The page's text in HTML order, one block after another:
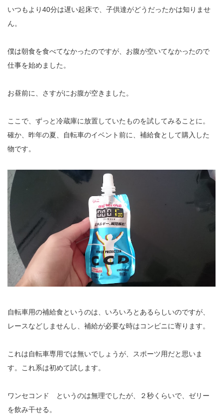
いつもより40分は遅い起床で、子供達がどうだったかは知りませ
ん。
僕は朝食を食べてなかったのですが、お腹が空いてなかったので
仕事を始めました。
お昼前に、さすがにお腹が空きました。
ここで、ずっと冷蔵庫に放置していたものを試してみることに。
確か、昨年の夏、自転車のイベント前に、補給食として購入した
物です。
自転車用の補給食というのは、いろいろとあるらしいのですが、
レースなどしませんし、補給が必要な時はコンビニに寄ります。
これは自転車専用では無いでしょうが、スポーツ用だと思いま
す。これ系は初めて試します。
ワンセコンド というのは無理でしたが、２秒くらいで、ゼリー
を飲み干せる。